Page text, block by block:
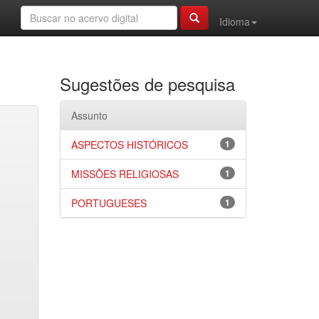
Idioma
Sugestões de pesquisa
Assunto
1
ASPECTOS HISTÓRICOS
1
MISSÕES RELIGIOSAS
1
PORTUGUESES